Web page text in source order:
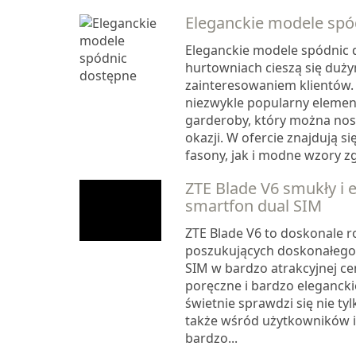
Eleganckie modele
Eleganckie modele spódnic
hurtowniach cieszą się
zainteresowaniem
niezwykle popularny
garderoby, który można
okazji. W ofercie znajdują
fasony, jak i modne wzory
ZTE Blade V6 smukły i
smartfon dual SIM
ZTE Blade V6 to doskonale
poszukujących
SIM w bardzo atrakcyjnej
poręczne i bardzo
świetnie sprawdzi się nie
także wśród użytkowników
bardzo...